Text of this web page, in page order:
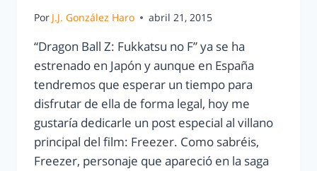
Por J.J. González Haro abril 21, 2015
“Dragon Ball Z: Fukkatsu no F” ya se ha
estrenado en Japón y aunque en España
tendremos que esperar un tiempo para
disfrutar de ella de forma legal, hoy me
gustaría dedicarle un post especial al villano
principal del film: Freezer. Como sabréis,
Freezer, personaje que apareció en la saga